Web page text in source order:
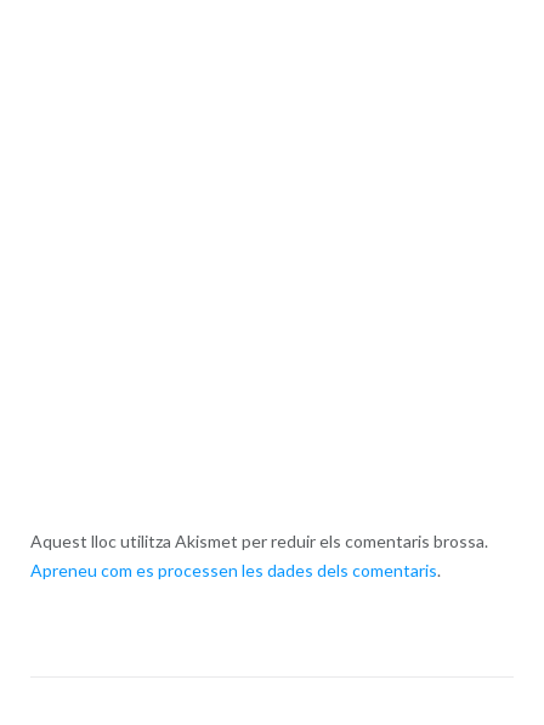
Aquest lloc utilitza Akismet per reduir els comentaris brossa.
Apreneu com es processen les dades dels comentaris.